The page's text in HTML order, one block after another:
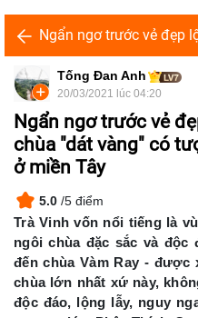
Ngẩn ngơ trước vẻ đẹp lộng lẫy của ngôi
Tống Đan Anh
20/03/2021 lúc 04:20
Ngẩn ngơ trước vẻ
chùa "dát vàng" có
ở miền Tây
5.0 /5 điểm
Trà Vinh vốn nổi tiếng là
ngôi chùa đặc sắc và độc
đến chùa Vàm Ray -
chùa lớn nhất xứ này,
độc đáo, lộng lẫy, nguy